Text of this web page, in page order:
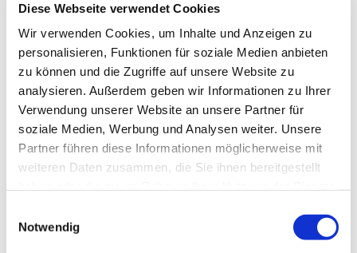
Diese Webseite verwendet Cookies
Wir verwenden Cookies, um Inhalte und Anzeigen zu
personalisieren, Funktionen für soziale Medien anbieten
zu können und die Zugriffe auf unsere Website zu
analysieren. Außerdem geben wir Informationen zu Ihrer
Verwendung unserer Website an unsere Partner für
soziale Medien, Werbung und Analysen weiter. Unsere
Partner führen diese Informationen möglicherweise mit
weiteren Daten zusammen, die Sie ihnen bereitgestellt
Notwendig
Dies könnte Sie auch
interessieren